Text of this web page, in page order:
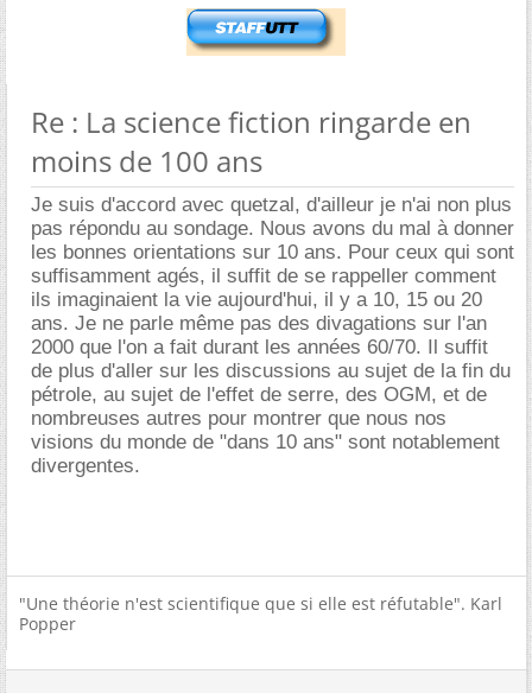
Re : La science fiction ringarde en
moins de 100 ans
Je suis d'accord avec quetzal, d'ailleur je n'ai non plus
pas répondu au sondage. Nous avons du mal à donner
les bonnes orientations sur 10 ans. Pour ceux qui sont
suffisamment agés, il suffit de se rappeller comment
ils imaginaient la vie aujourd'hui, il y a 10, 15 ou 20
ans. Je ne parle même pas des divagations sur l'an
2000 que l'on a fait durant les années 60/70. Il suffit
de plus d'aller sur les discussions au sujet de la fin du
pétrole, au sujet de l'effet de serre, des OGM, et de
nombreuses autres pour montrer que nous nos
visions du monde de "dans 10 ans" sont notablement
divergentes.
"Une théorie n'est scientifique que si elle est réfutable". Karl
Popper